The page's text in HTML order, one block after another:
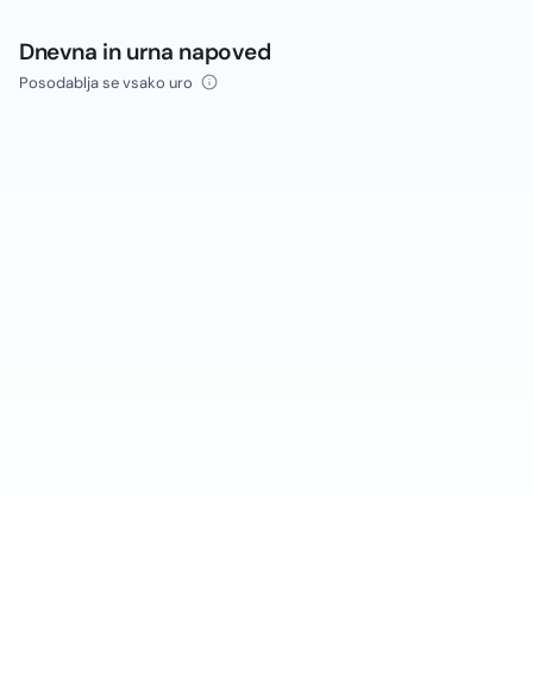
Dnevna in urna napoved
Posodablja se vsako uro